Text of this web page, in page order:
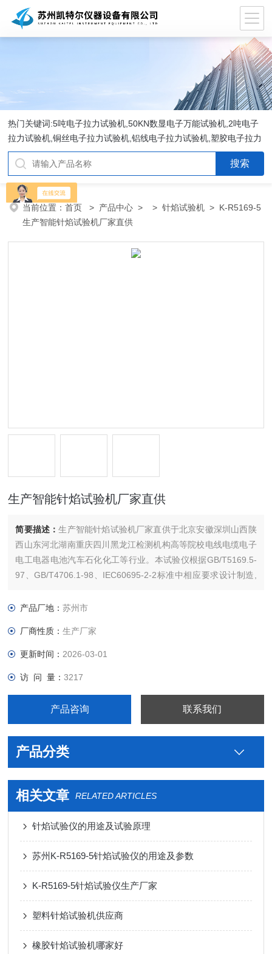
热门关键词:5吨电子拉力试验机,50KN数显电子万能试验机,2吨电子
拉力试验机,铜丝电子拉力试验机,铝线电子拉力试验机,塑胶电子拉力
试验机.
当前位置：首页 > 产品中心 > >针焰试验机 > K-R5169-5
生产智能针焰试验机厂家直供
生产智能针焰试验机厂家直供
简要描述：生产智能针焰试验机厂家直供于北京安徽深圳山西陕
西山东河北湖南重庆四川黑龙江检测机构高等院校电线电缆电子
电工电器电池汽车石化化工等行业。本试验仪根据GB/T5169.5-
97、GB/T4706.1-98、IEC60695-2-2标准中相应要求设计制造,
产品厂地：苏州市
厂商性质：生产厂家
更新时间： 2026-03-01
访 问 量：3217
产品咨询 联系我们
产品分类
相关文章 RELATED ARTICLES
针焰试验仪的用途及试验原理
苏州K-R5169-5针焰试验仪的用途及参数
K-R5169-5针焰试验仪生产厂家
塑料针焰试验机供应商
橡胶针焰试验机哪家好